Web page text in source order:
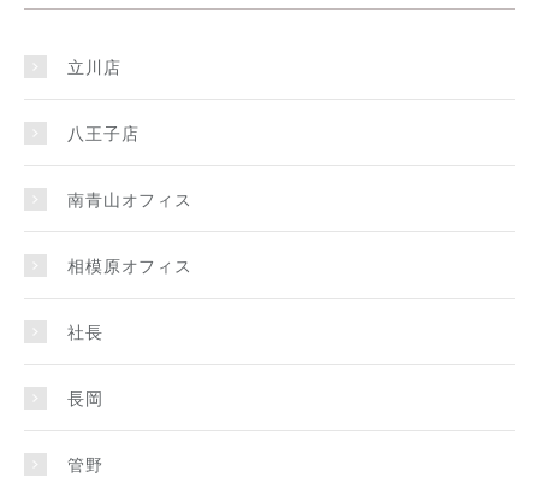
立川店
八王子店
南青山オフィス
相模原オフィス
社長
長岡
管野